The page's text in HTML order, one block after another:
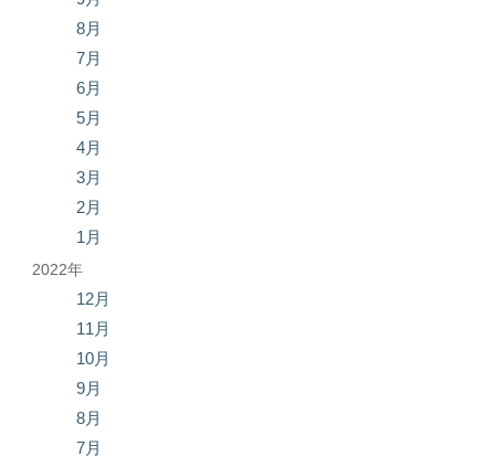
8月
7月
6月
5月
4月
3月
2月
1月
2022年
12月
11月
10月
9月
8月
7月